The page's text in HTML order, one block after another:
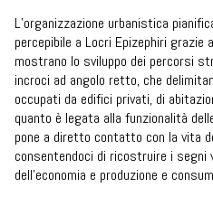
L’organizzazione urbanistica
percepibile a Locri Epizephiri grazie
mostrano lo sviluppo dei percorsi
incroci ad angolo retto, che
occupati da edifici privati, di
quanto è legata alla funzionalità
pone a diretto contatto con la vita
consentendoci di ricostruire i
dell’economia e produzione e